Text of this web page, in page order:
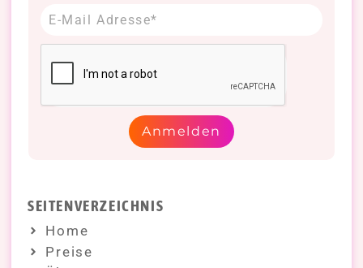
Anmelden
SEITENVERZEICHNIS
Home
Preise